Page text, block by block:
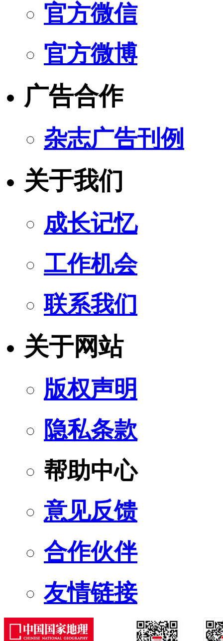
官方微信
官方微博
广告合作
杂志广告刊例
关于我们
成长记忆
工作机会
联系我们
关于网站
版权声明
隐私条款
帮助中心
意见反馈
合作伙伴
友情链接